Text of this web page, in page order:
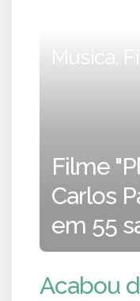
Música,
Filme
Carlos
em 55
Acabou